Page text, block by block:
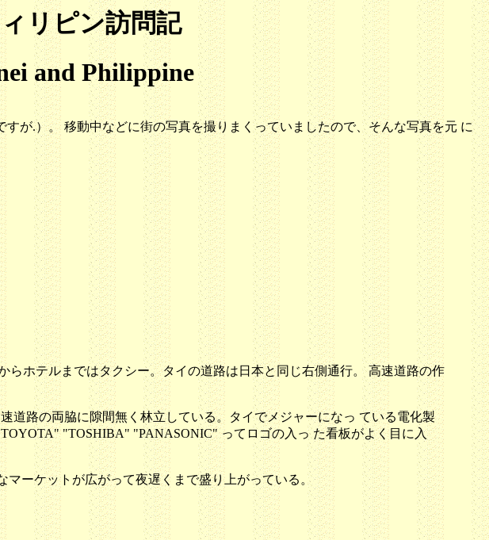
リピン訪問記
and Philippine
が.）。 移動中などに街の写真を撮りまくっていましたので、そんな写真を元 に
ホテルまではタクシー。タイの道路は日本と同じ右側通行。 高速道路の作
道路の両脇に隙間無く林立している。タイでメジャーになっ ている電化製
"TOSHIBA" "PANASONIC" ってロゴの入っ た看板がよく目に入
ーケットが広がって夜遅くまで盛り上がっている。